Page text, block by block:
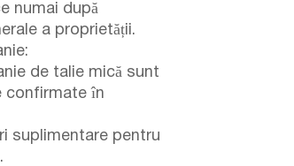
numai după
a proprietății.
de talie mică sunt
confirmate în
suplimentare pentru